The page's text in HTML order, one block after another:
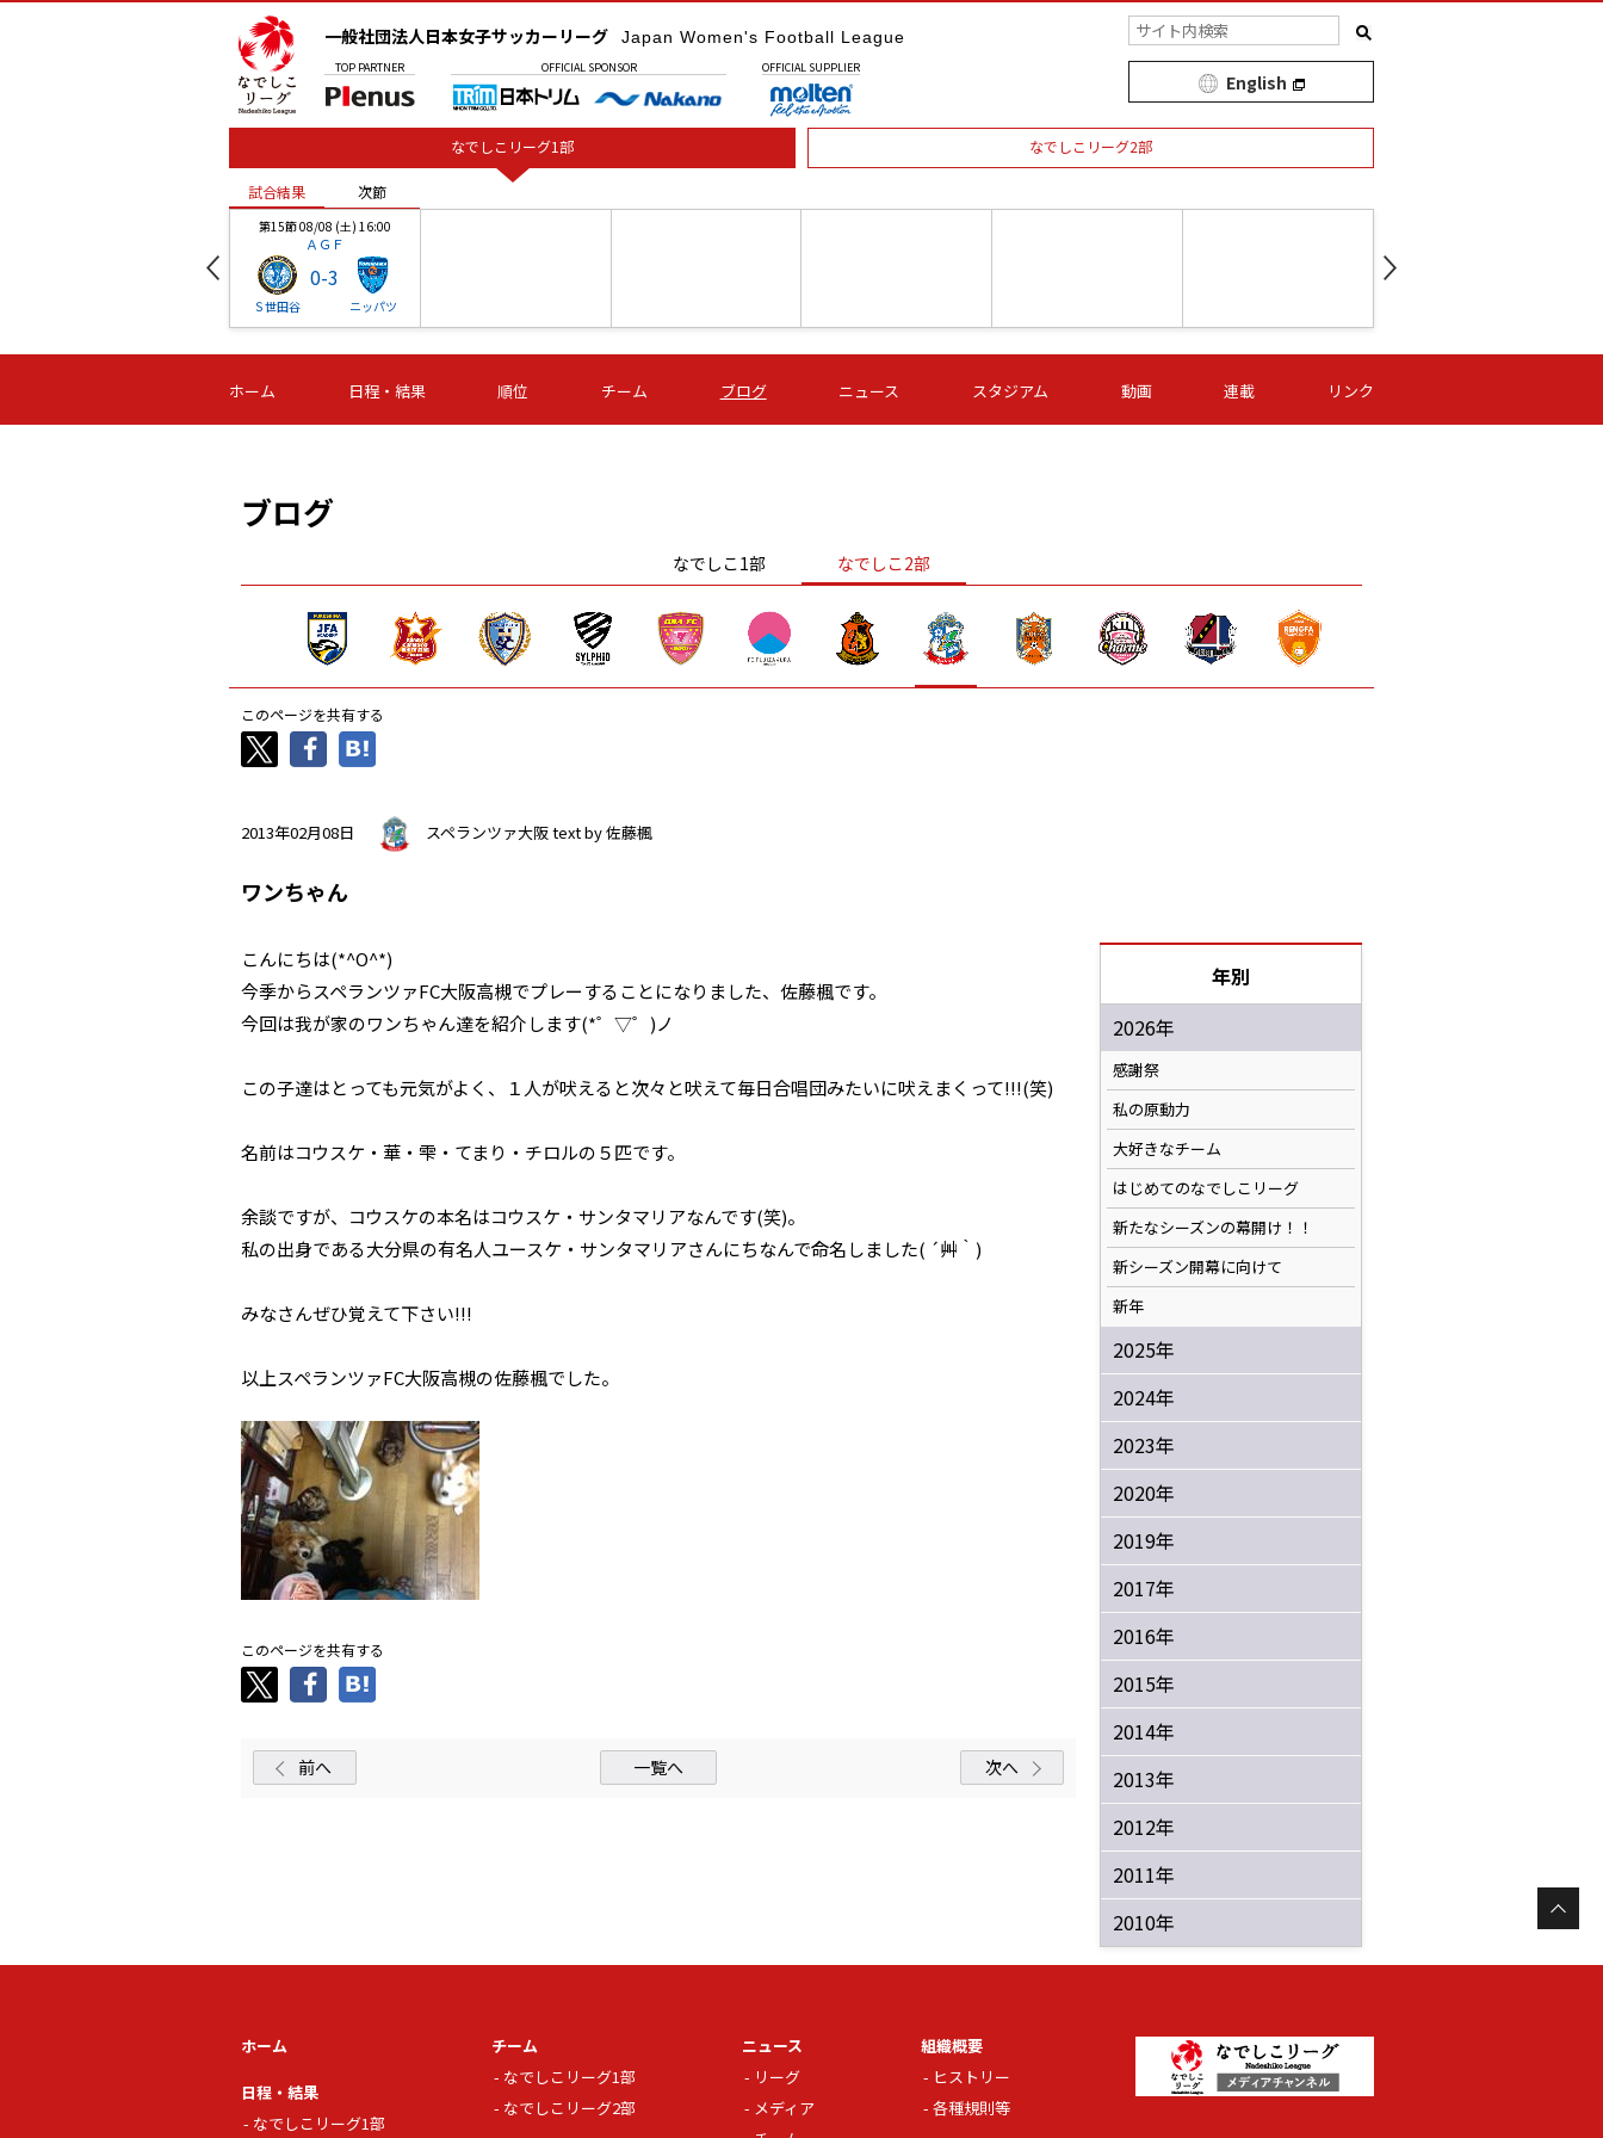
一般社団法人日本女子サッカーリーグ Japan Women's Football League
TOP PARTNER OFFICIAL SPONSOR OFFICIAL SUPPLIER
English
なでしこリーグ1部 なでしこリーグ2部
試合結果 次節
第15節 08/08 (土) 16:00
ＡＧＦ
Ｓ世田谷
0-3
ニッパツ
-
第16節 09/05 (土) 15:00
ニッパツ
-
第16節 09/05 (土) 15:00
石人の星
-
第16節 09/05 (土) 16:00
ＡＧＦ
-
いちご
-
第16節 09/06 (日) 15:00
-
第16節 09/06 (日) 15:00
- -
試合結果 次節
ホーム 日程・結果 順位 チーム ブログ ニュース スタジアム 動画 連載 リンク
ブログ
なでしこ1部 なでしこ2部
このページを共有する
2013年02月08日 スペランツァ大阪text by 佐藤楓
ワンちゃん
こんにちは(*^O^*)
今季からスペランツァFC大阪高槻でプレーすることになりました、佐藤楓です。
今回は我が家のワンちゃん達を紹介します(*゜▽゜)ノ
この子達はとっても元気がよく、１人が吠えると次々と吠えて毎日合唱団みたいに吠えまくって!!!(笑)
名前はコウスケ・華・雫・てまり・チロルの５匹です。
余談ですが、コウスケの本名はコウスケ・サンタマリアなんです(笑)。
私の出身である大分県の有名人ユースケ・サンタマリアさんにちなんで命名しました( ´艸｀)
みなさんぜひ覚えて下さい!!!
以上スペランツァFC大阪高槻の佐藤楓でした。
このページを共有する
前へ 一覧へ 次へ
年別
2026年
感謝祭
私の原動力
大好きなチーム
はじめてのなでしこリーグ
新たなシーズンの幕開け！！
新シーズン開幕に向けて
新年
2025年
2024年
2023年
2020年
2019年
2017年
2016年
2015年
2014年
2013年
2012年
2011年
2010年
ホーム
日程・結果
なでしこリーグ1部
チーム
なでしこリーグ1部
なでしこリーグ2部
ニュース
リーグ
メディア
組織概要
ヒストリー
各種規則等